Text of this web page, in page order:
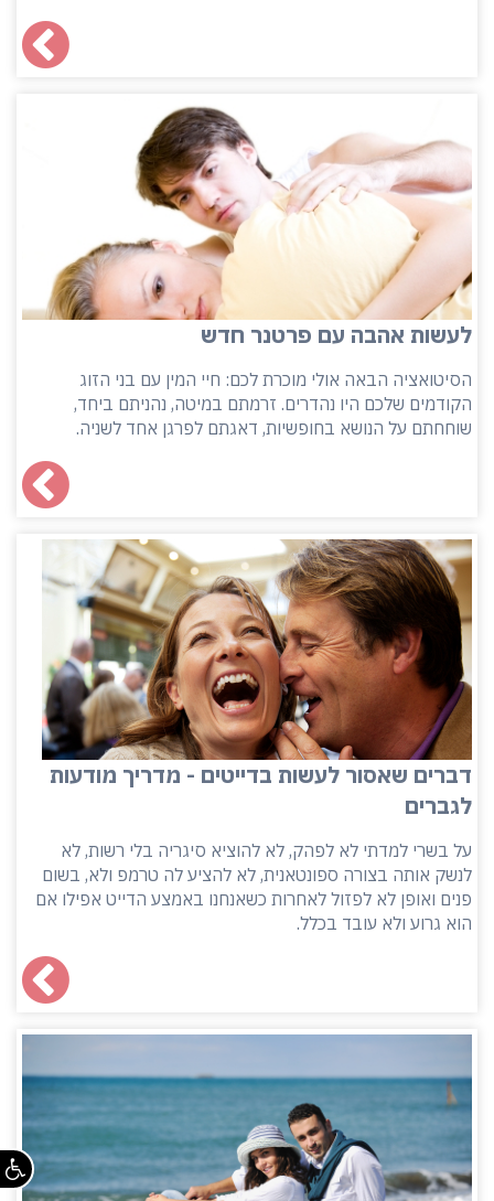
לעשות אהבה עם פרטנר חדש
הסיטואציה הבאה אולי מוכרת לכם: חיי המין עם בני הזוג
הקודמים שלכם היו נהדרים. זרמתם במיטה, נהניתם ביחד,
שוחחתם על הנושא בחופשיות, דאגתם לפרגן אחד לשניה.
דברים שאסור לעשות בדייטים - מדריך מודעות
לגברים
על בשרי למדתי לא לפהק, לא להוציא סיגריה בלי רשות, לא
לנשק אותה בצורה ספונטאנית, לא להציע לה טרמפ ולא, בשום
פנים ואופן לא לפזול לאחרות כשאנחנו באמצע הדייט אפילו אם
הוא גרוע ולא עובד בכלל.